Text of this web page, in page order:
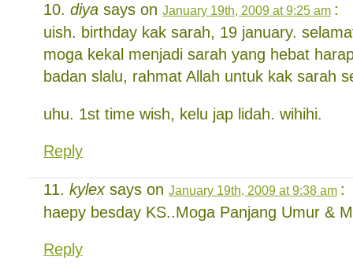
diya says on January 19th, 2009 at 9:25 am :
uish. birthday kak sarah, 19 january.
moga kekal menjadi sarah yang hebat
badan slalu, rahmat Allah untuk kak sarah
uhu. 1st time wish, kelu jap lidah. wihihi.
Reply
kylexsays on January 19th, 2009 at 9:38 am :
haepy besday KS..Moga Panjang Umur &
Reply